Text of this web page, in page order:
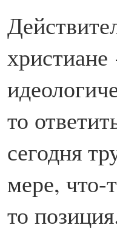
то
сегодня
мере, что-
то